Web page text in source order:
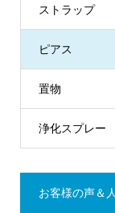
ストラップ
ピアス
置物
浄化スプレー
お客様の声＆